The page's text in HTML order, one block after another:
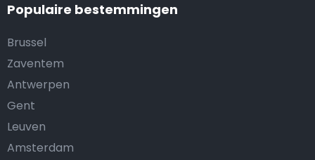
Populaire bestemmingen
Brussel
Zaventem
Antwerpen
Gent
Leuven
Amsterdam